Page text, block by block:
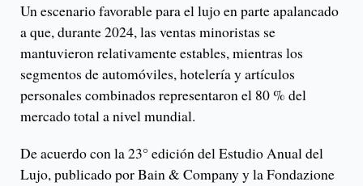
Un escenario favorable para el lujo en parte apalancado
a que, durante 2024, las ventas minoristas se
mantuvieron relativamente estables, mientras los
segmentos de automóviles, hotelería y artículos
personales combinados representaron el 80 % del
mercado total a nivel mundial.
De acuerdo con la 23° edición del Estudio Anual del
Lujo, publicado por Bain & Company y la Fondazione